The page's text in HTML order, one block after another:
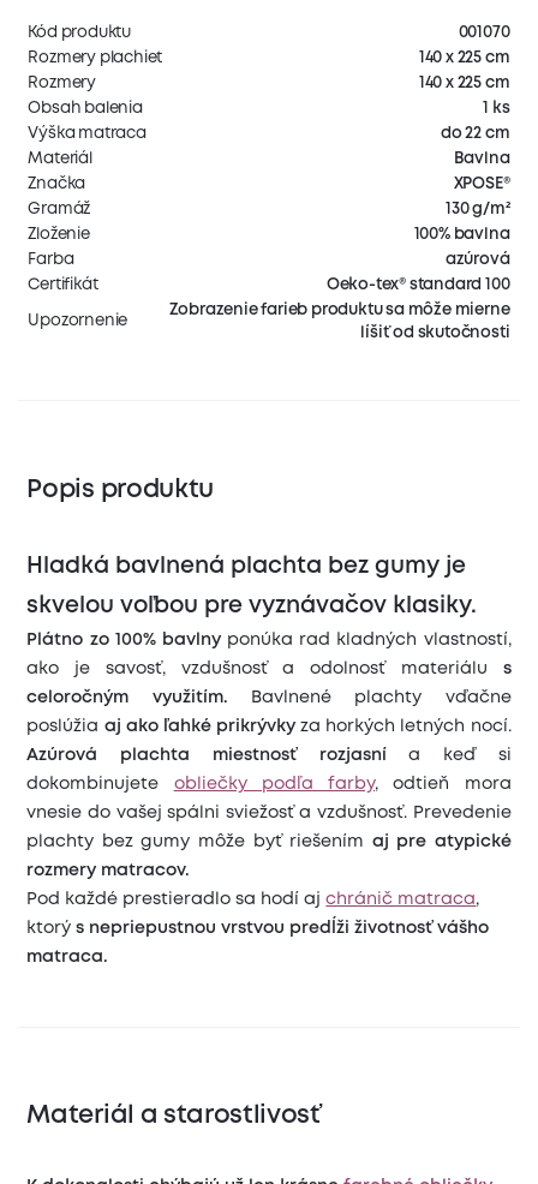
Kód produktu
001070
Rozmery plachiet
140 x 225 cm
Rozmery
140 x 225 cm
Obsah balenia
1 ks
Výška matraca
do 22 cm
Materiál
Bavlna
Značka
XPOSE®
Gramáž
130 g/m²
Zloženie
100% bavlna
Farba
azúrová
Certifikát
Oeko-tex® standard 100
Upozornenie
Zobrazenie farieb produktu sa môže mierne
líšiť od skutočnosti
Popis produktu
Hladká bavlnená plachta bez gumy je
skvelou voľbou pre vyznávačov klasiky.
Plátno zo 100% bavlnyponúka rad kladných vlastností,
ako je savosť, vzdušnosť a odolnosť materiálu s
celoročným využitím.
Bavlnené plachty vďačne
poslúžia aj ako ľahké prikrývky za horkých letných nocí.
Azúrová plachta miestnosť rozjasnía keď si
dokombinujete obliečky podľa farby, odtieň mora
vnesie do vašej spálni sviežosť a vzdušnosť. Prevedenie
plachty bez gumy môže byť riešením aj pre atypické
rozmery matracov.
Pod každé prestieradlo sa hodí ajchránič matraca,
ktorýs nepriepustnou vrstvou predĺži životnosť vášho
matraca.
Materiál a starostlivosť